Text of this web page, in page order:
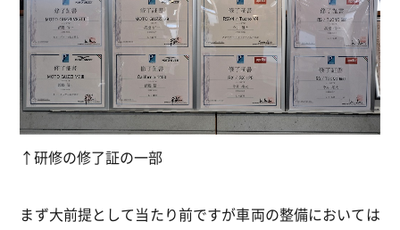
↑研修の修了証の一部
まず大前提として当たり前ですが車両の整備においては